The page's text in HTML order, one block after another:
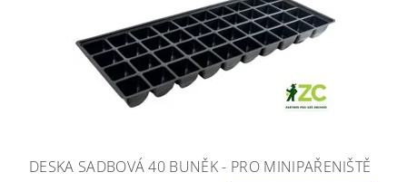
DESKA SADBOVÁ 40 BUNĚK - PRO MINIPAŘENIŠTĚ